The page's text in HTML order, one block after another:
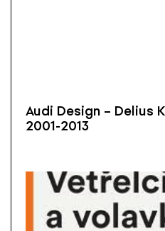
Audi Design – Delius
2001-2013